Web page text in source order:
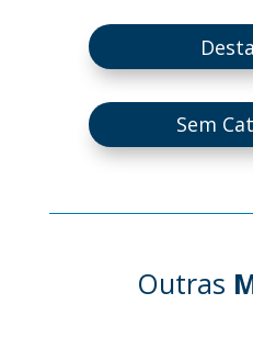
Sem
Outras